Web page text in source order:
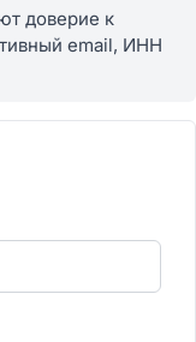
доверие к
email, ИНН